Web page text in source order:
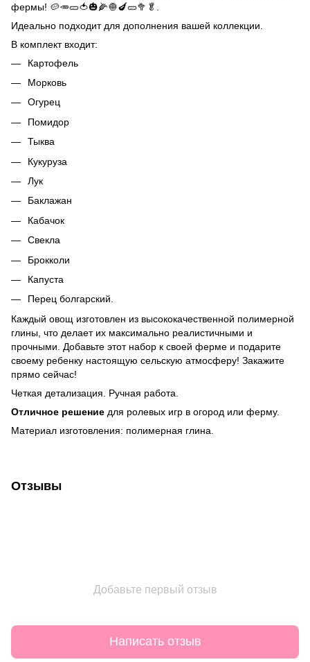
фермы! 🥔🥕🥒🍅🎃🌽🧅🍆🥒🥦🥬.
Идеально подходит для дополнения вашей коллекции.
В комплект входит:
Картофель
Морковь
Огурец
Помидор
Тыква
Кукуруза
Лук
Баклажан
Кабачок
Свекла
Брокколи
Капуста
Перец болгарский.
Каждый овощ изготовлен из высококачественной полимерной
глины, что делает их максимально реалистичными и
прочными. Добавьте этот набор к своей ферме и подарите
своему ребенку настоящую сельскую атмосферу! Закажите
прямо сейчас!
Четкая детализация. Ручная работа.
Отличное решение для ролевых игр в огород или ферму.
Материал изготовления: полимерная глина.
Отзывы
Добавьте первый отзыв
Написать отзыв